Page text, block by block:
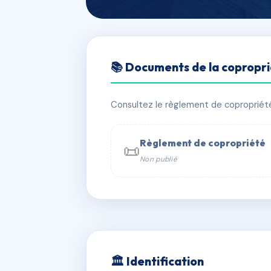
4 MARECHAL
📍 4 r du marechal foch 06400
📞 Contacter Syndic Digital
📚 Documents de la
Consultez le règlement de
📜Règlement de copropriété
Non publié
🏛 Identification